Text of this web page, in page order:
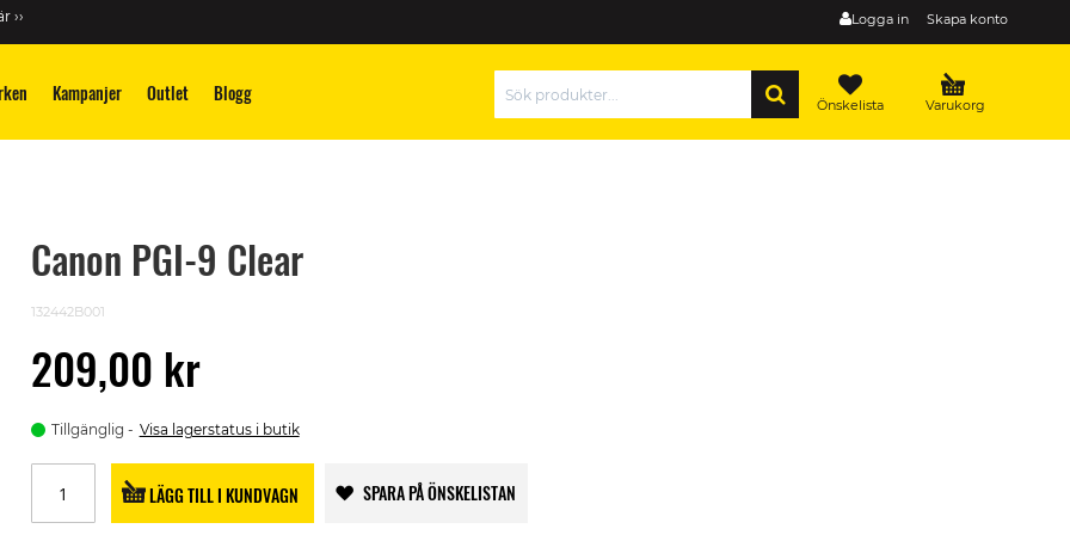
Logga in Skapa konto
››
Kampanjer Outlet Blogg Varukorg
Önskelista
Canon PGI-9 Clear
132442B001
209,00 kr
Tillgänglig Visa lagerstatus i butik
LÄGG TILL I KUNDVAGN SPARA PÅ ÖNSKELISTAN